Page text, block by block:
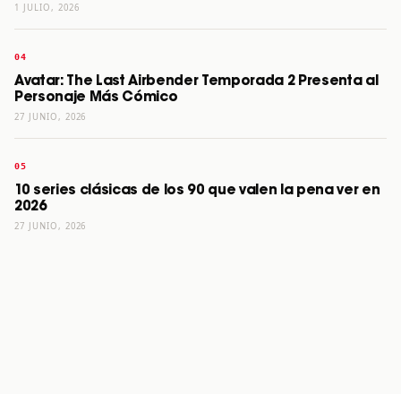
1 JULIO, 2026
Avatar: The Last Airbender Temporada 2 Presenta al
Personaje Más Cómico
27 JUNIO, 2026
10 series clásicas de los 90 que valen la pena ver en
2026
27 JUNIO, 2026